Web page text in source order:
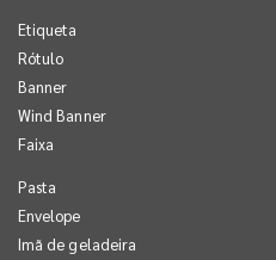
Etiqueta
Rótulo
Banner
Wind Banner
Faixa
Pasta
Envelope
Imã de geladeira